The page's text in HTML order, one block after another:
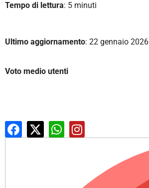
Tempo di lettura: 5 minuti
Ultimo aggiornamento: 22 gennaio 2026
Voto medio utenti